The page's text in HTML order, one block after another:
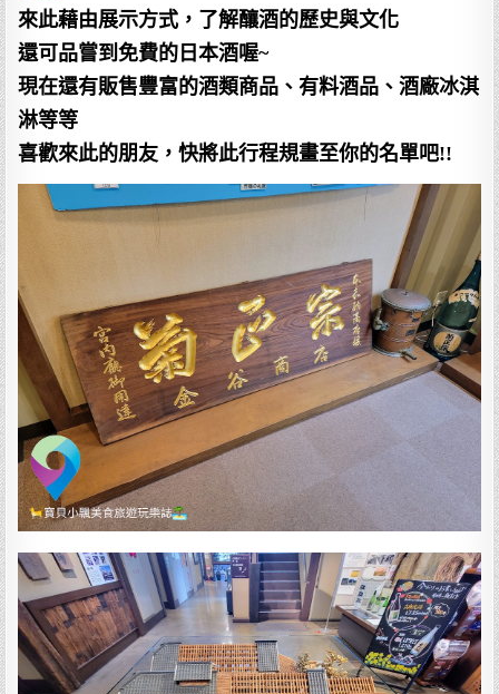
來此藉由展示方式，了解釀酒的歷史與文化
還可品嘗到免費的日本酒喔~
現在還有販售豐富的酒類商品、有料酒品、酒廠冰淇
淋等等
喜歡來此的朋友，快將此行程規畫至你的名單吧!!